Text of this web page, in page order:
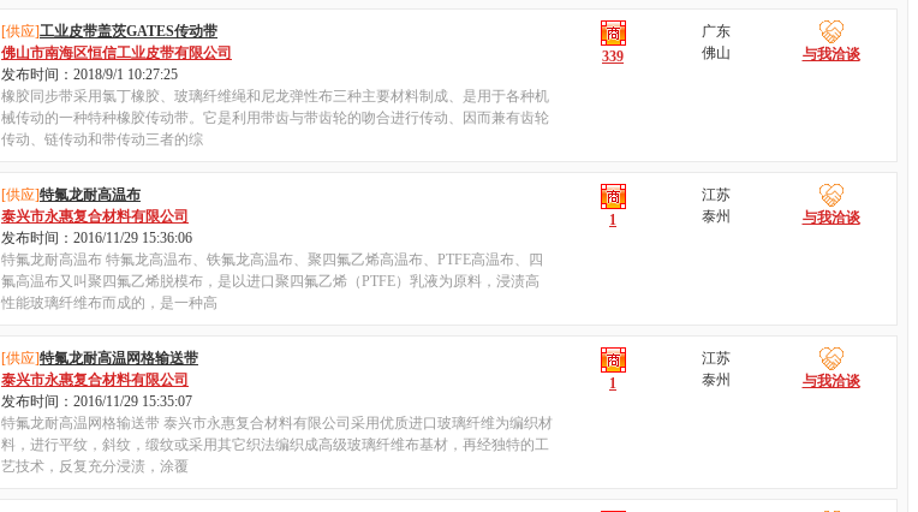
[供应]工业皮带盖茨GATES传动带
佛山市南海区恒信工业皮带有限公司
发布时间：2018/9/1 10:27:25
橡胶同步带采用氯丁橡胶、玻璃纤维绳和尼龙弹性布三种主要材料制成、是用于各种机
械传动的一种特种橡胶传动带。它是利用带齿与带齿轮的吻合进行传动、因而兼有齿轮
传动、链传动和带传动三者的综
339
广东
佛山
与我洽谈
[供应]特氟龙耐高温布
泰兴市永惠复合材料有限公司
发布时间：2016/11/29 15:36:06
特氟龙耐高温布 特氟龙高温布、铁氟龙高温布、聚四氟乙烯高温布、PTFE高温布、四
氟高温布又叫聚四氟乙烯脱模布，是以进口聚四氟乙烯（PTFE）乳液为原料，浸渍高
性能玻璃纤维布而成的，是一种高
1
江苏
泰州
与我洽谈
[供应]特氟龙耐高温网格输送带
泰兴市永惠复合材料有限公司
发布时间：2016/11/29 15:35:07
特氟龙耐高温网格输送带 泰兴市永惠复合材料有限公司采用优质进口玻璃纤维为编织材
料，进行平纹，斜纹，缎纹或采用其它织法编织成高级玻璃纤维布基材，再经独特的工
艺技术，反复充分浸渍，涂覆
1
江苏
泰州
与我洽谈